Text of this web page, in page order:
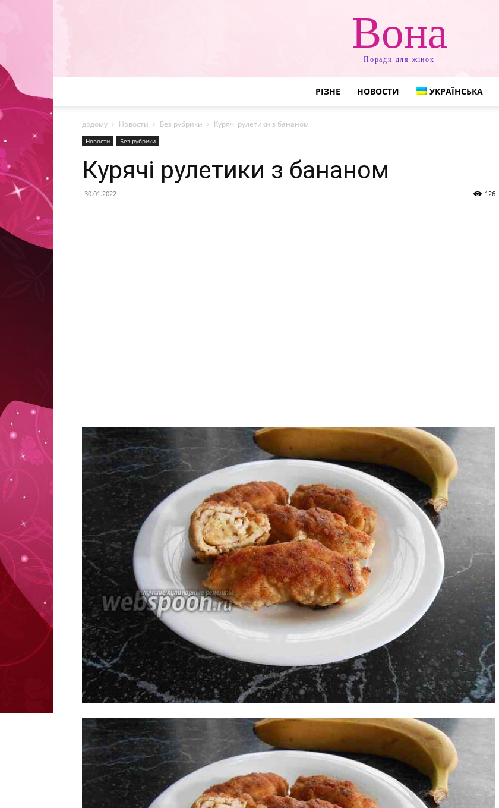
Вона
Поради для жінок
РІЗНЕ НОВОСТИ УКРАЇНСЬКА
додому Новости Без рубрики Курячі рулетики з бананом
Новости Без рубрики
Курячі рулетики з бананом
30.01.2022 126